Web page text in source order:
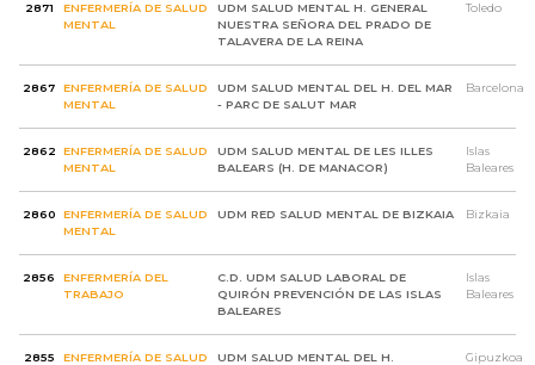
2871
ENFERMERÍA DE SALUD
MENTAL
UDM SALUD MENTAL H. GENERAL
NUESTRA SEÑORA DEL PRADO DE
TALAVERA DE LA REINA
Toledo
2867
ENFERMERÍA DE SALUD
MENTAL
UDM SALUD MENTAL DEL H. DEL MAR
- PARC DE SALUT MAR
Barcelona
2862
ENFERMERÍA DE SALUD
MENTAL
UDM SALUD MENTAL DE LES ILLES
BALEARS (H. DE MANACOR)
Islas
Baleares
2860
ENFERMERÍA DE SALUD
MENTAL
UDM RED SALUD MENTAL DE BIZKAIA Bizkaia
2856
ENFERMERÍA DEL
TRABAJO
C.D. UDM SALUD LABORAL DE
QUIRÓN PREVENCIÓN DE LAS ISLAS
BALEARES
Islas
Baleares
2855
ENFERMERÍA DE SALUD
UDM SALUD MENTAL DEL H.
Gipuzkoa